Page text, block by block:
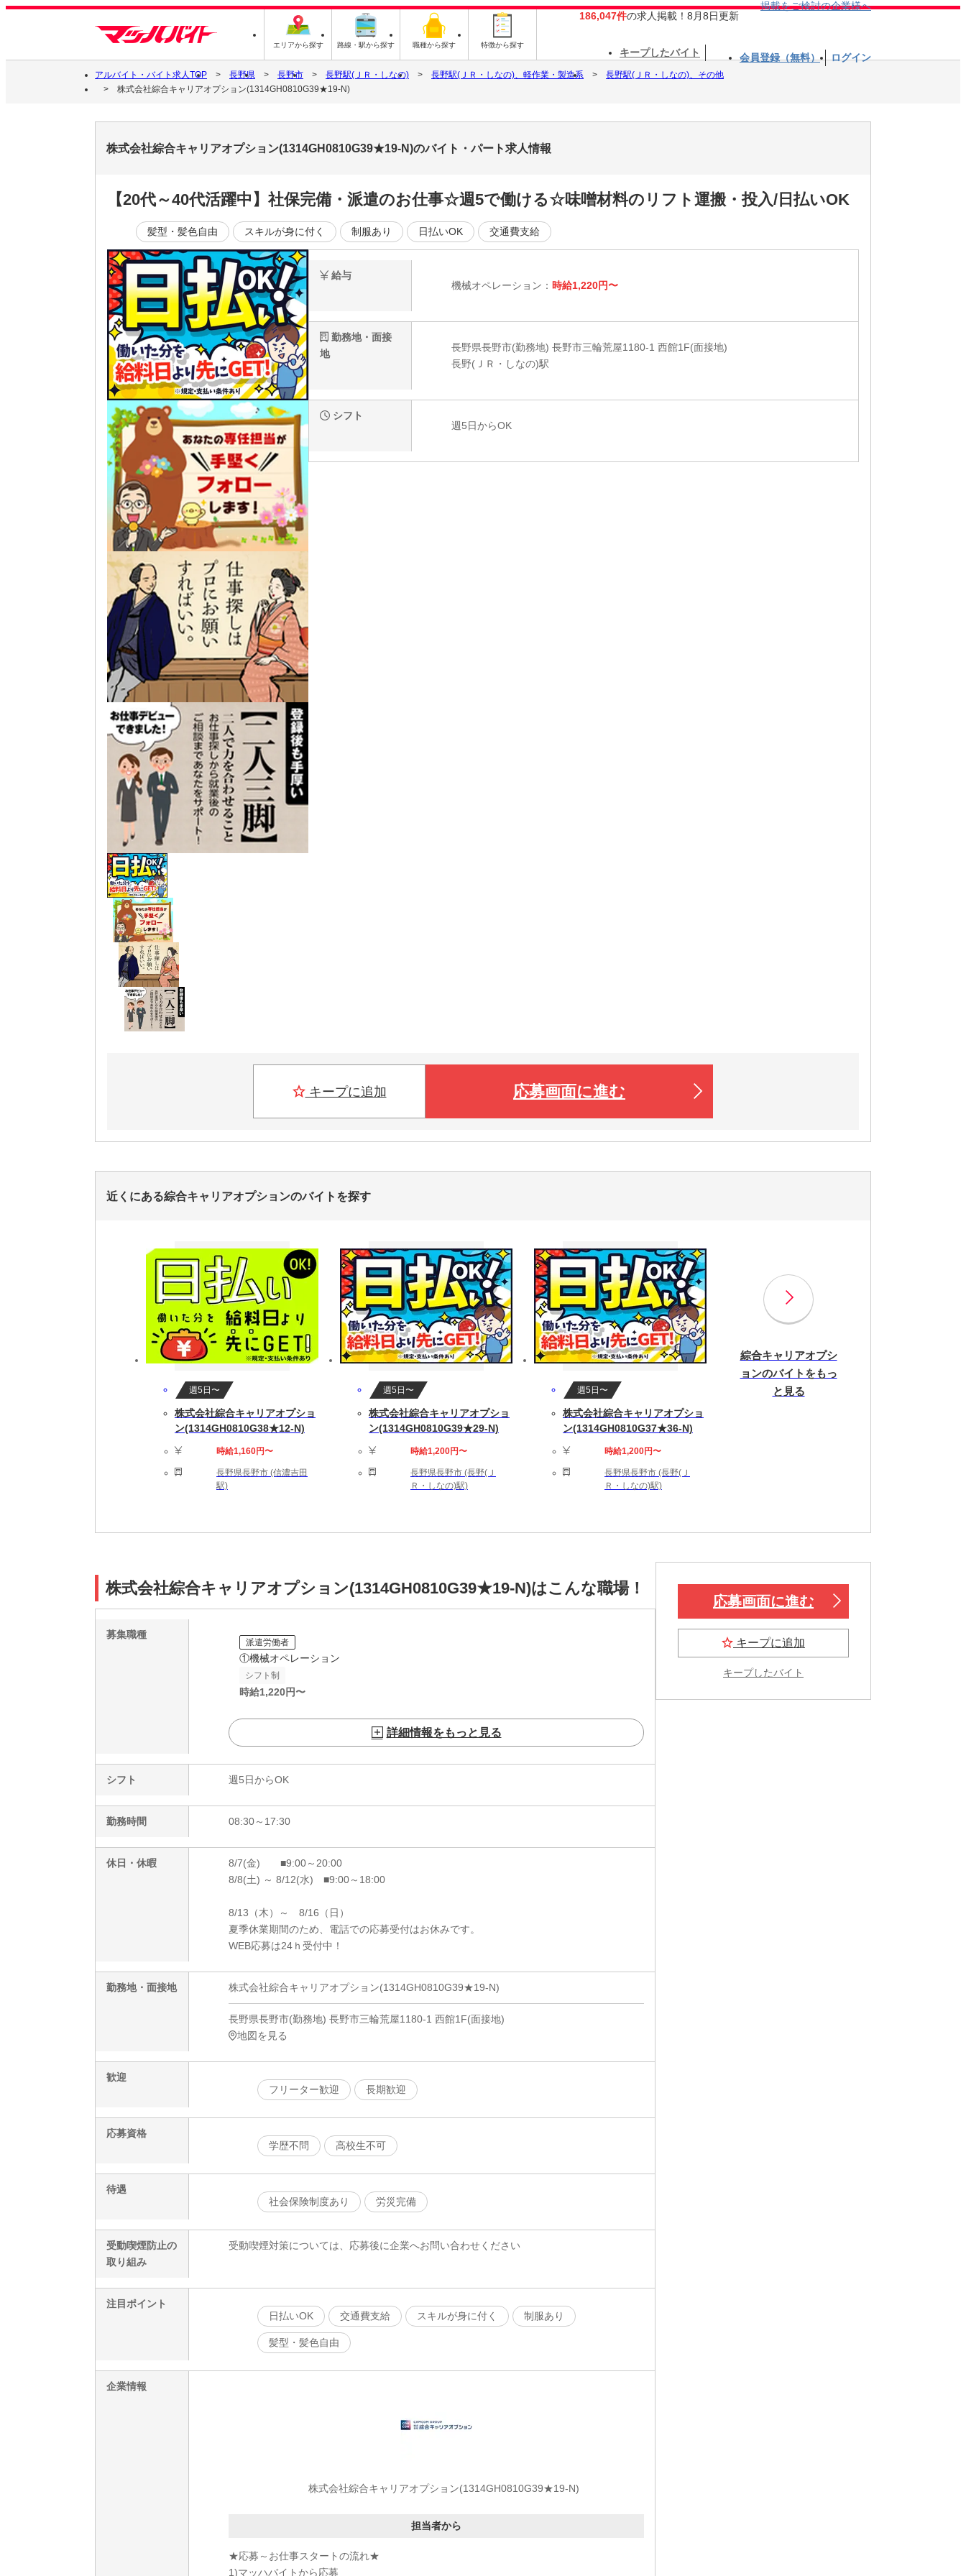
エリアから探す 路線・駅から探す 職種から探す 特徴から探す
186,047件の求人掲載！8月8日更新
掲載をご検討の企業様へ
キープしたバイト 会員登録（無料） ログイン
アルバイト・バイト求人TOP 長野県 長野市 長野駅(ＪＲ・しなの) 長野駅(ＪＲ・しなの)、軽作業・製造系
長野駅(ＪＲ・しなの)、その他
株式会社綜合キャリアオプション(1314GH0810G39★19-N)
株式会社綜合キャリアオプション(1314GH0810G39★19-N)のバイト・パート求人情報
【20代～40代活躍中】社保完備・派遣のお仕事☆週5で働ける☆味噌材料のリフト運搬・投入/日払いOK
髪型・髪色自由 スキルが身に付く 制服あり 日払いOK 交通費支給
給与
機械オペレーション： 時給1,220円〜
勤務地・面接
地
長野県長野市(勤務地) 長野市三輪荒屋1180-1 西館1F(面接地)
長野(ＪＲ・しなの)駅
シフト
週5日からOK
キープに追加 応募画面に進む
近くにある綜合キャリアオプションのバイトを探す
週5日〜
株式会社綜合キャリアオプショ
ン(1314GH0810G38★12-N)
時給1,160円〜
長野県長野市 (信濃吉田
駅)
週5日〜
株式会社綜合キャリアオプショ
ン(1314GH0810G39★29-N)
時給1,200円〜
長野県長野市 (長野(Ｊ
Ｒ・しなの)駅)
週5日〜
株式会社綜合キャリアオプショ
ン(1314GH0810G37★36-N)
時給1,200円〜
長野県長野市 (長野(Ｊ
Ｒ・しなの)駅)
綜合キャリアオプシ
ョンのバイトをもっ
と見る
株式会社綜合キャリアオプション(1314GH0810G39★19-N)はこんな職場！
募集職種
派遣労働者
①機械オペレーション
シフト制
時給1,220円〜
詳細情報をもっと見る
シフト 週5日からOK
勤務時間 08:30～17:30
休日・休暇
8/7(金) ■9:00～20:00
8/8(土) ～ 8/12(水) ■9:00～18:00
8/13（木）～ 8/16（日）
夏季休業期間のため、電話での応募受付はお休みです。
WEB応募は24ｈ受付中！
勤務地・面接地 株式会社綜合キャリアオプション(1314GH0810G39★19-N)
長野県長野市(勤務地) 長野市三輪荒屋1180-1 西館1F(面接地)
地図を見る
歓迎
フリーター歓迎
長期歓迎
応募資格
学歴不問
高校生不可
待遇
社会保険制度あり
労災完備
受動喫煙防止の
取り組み
受動喫煙対策については、応募後に企業へお問い合わせください
注目ポイント
日払いOK
交通費支給 スキルが身に付く 制服あり
髪型・髪色自由
企業情報
株式会社綜合キャリアオプション(1314GH0810G39★19-N)
担当者から
★応募～お仕事スタートの流れ★
1)マッハバイトから応募
応募画面に進む
キープに追加
キープしたバイト